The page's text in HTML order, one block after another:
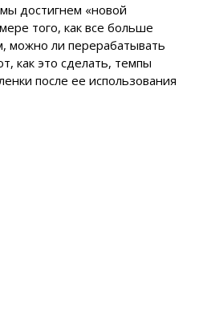
достигнем «новой
того, как все больше
можно ли перерабатывать
как это сделать, темпы
после ее использования